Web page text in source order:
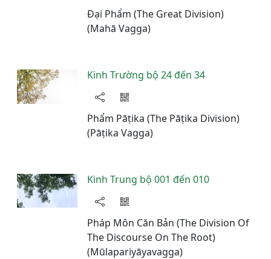
Đại Phẩm (The Great Division)
(Mahā Vagga)
Kinh Trường bộ 24 đến 34
Phẩm Pāṭika (The Pāṭika Division)
(Pāṭika Vagga)
Kinh Trung bộ 001 đến 010
Pháp Môn Căn Bản (The Division Of
The Discourse On The Root)
(Mūlapariyāyavagga)